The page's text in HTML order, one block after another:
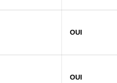
OUI
OUI